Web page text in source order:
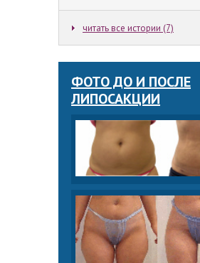
читать все истории (7)
ФОТО ДО И ПОСЛЕ
ЛИПОСАКЦИИ